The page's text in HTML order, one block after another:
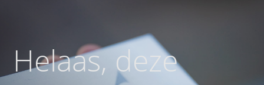
Helaas, deze